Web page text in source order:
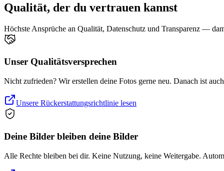
Qualität, der du vertrauen kannst
Höchste Ansprüche an Qualität, Datenschutz und Transparenz —
Unser Qualitätsversprechen
Nicht zufrieden? Wir erstellen deine Fotos gerne neu. Danach ist
Unsere Rückerstattungsrichtlinie lesen
Deine Bilder bleiben deine Bilder
Alle Rechte bleiben bei dir. Keine Nutzung, keine Weitergabe.